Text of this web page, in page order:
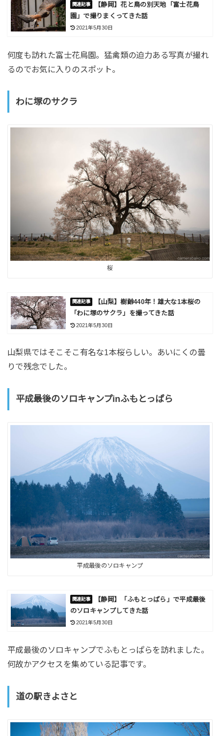
【静岡】花と鳥の別天地「富士花鳥
園」で撮りまくってきた話
2021年5月30日
何度も訪れた富士花鳥園。猛禽類の迫力ある写真が撮れ
るのでお気に入りのスポット。
わに塚のサクラ
桜
【山梨】樹齢440年！雄大な1本桜の
「わに塚のサクラ」を撮ってきた話
2021年5月30日
山梨県ではそこそこ有名な1本桜らしい。あいにくの曇
りで残念でした。
平成最後のソロキャンプinふもとっぱら
平成最後のソロキャンプ
【静岡】「ふもとっぱら」で平成最後
のソロキャンプしてきた話
2021年5月30日
平成最後のソロキャンプでふもとっぱらを訪れました。
何故かアクセスを集めている記事です。
道の駅きよさと